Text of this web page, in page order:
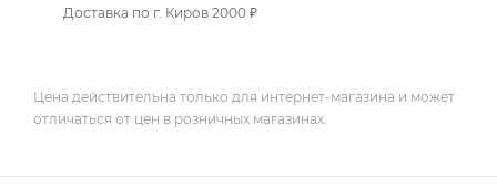
Доставка по г. Киров 2000 ₽
Цена действительна только для интернет-магазина и может
отличаться от цен в розничных магазинах.